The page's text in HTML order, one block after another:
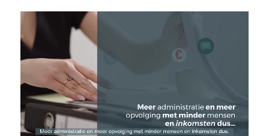
Tijdens deze sessie staan we stil bij
de verschillende rollen die worden opgenomen door
de werkende generatie die ‘gesandwicht’ zit tussen
de zorg voor ouders, kinderen en kleinkinderen en
dit combineert met werk. Wat brengt het allemaal
teweeg? Hoe kan je omgaan met deze
verwachtingen, de tegenstrijdige gevoelens, je eigen
behoeften en hoe kan je daarin bewust(er) keuzes
gaan maken.